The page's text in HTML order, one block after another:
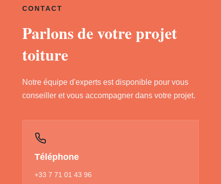
CONTACT
Parlons de votre projet
toiture
Notre équipe d'experts est disponible pour vous
conseiller et vous accompagner dans votre projet.
Téléphone
+33 7 71 01 43 96